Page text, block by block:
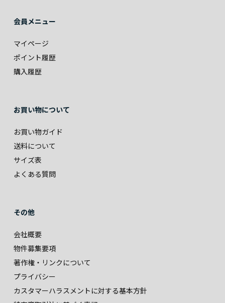
会員メニュー
マイページ
ポイント履歴
購入履歴
お買い物について
お買い物ガイド
送料について
サイズ表
よくある質問
その他
会社概要
物件募集要項
著作権・リンクについて
プライバシー
カスタマーハラスメントに対する基本方針